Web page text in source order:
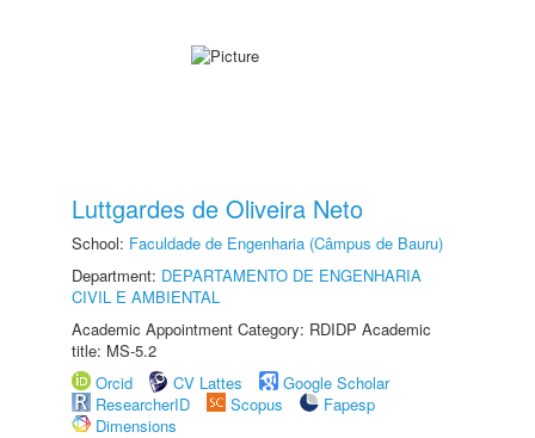
Luttgardes de Oliveira Neto
School: Faculdade de Engenharia (Câmpus de Bauru)
Department: DEPARTAMENTO DE ENGENHARIA
CIVIL E AMBIENTAL
Academic Appointment Category: RDIDP Academic
title: MS-5.2
Orcid
CV Lattes
Google Scholar
ResearcherID
Scopus
Fapesp
Dimensions